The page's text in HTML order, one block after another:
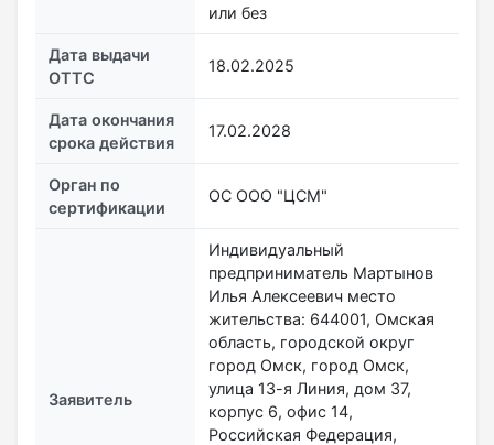
или без
Дата выдачи
ОТТС
18.02.2025
Дата окончания
срока действия
17.02.2028
Орган по
сертификации
ОС ООО "ЦСМ"
Заявитель
Индивидуальный
предприниматель Мартынов
Илья Алексеевич место
жительства: 644001, Омская
область, городской округ
город Омск, город Омск,
улица 13-я Линия, дом 37,
корпус 6, офис 14,
Российская Федерация,